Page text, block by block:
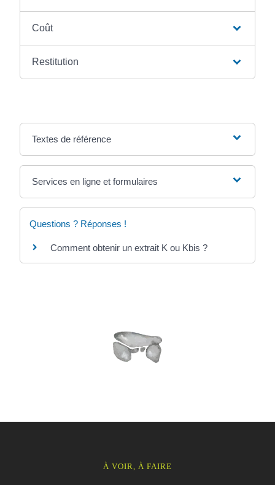
Coût
Restitution
Textes de référence
Services en ligne et formulaires
Questions ? Réponses !
Comment obtenir un extrait K ou Kbis ?
À VOIR, À FAIRE